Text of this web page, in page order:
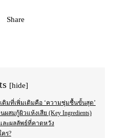
Share
[hide]
ดิมที่เพิ่มเติมคือ ‘ความชุ่มชื้นขั้นสุด’
ผสมกู้ผิวแห้งเสีย (Key Ingredients)
ละผลลัพธ์ที่คาดหวัง
ร?